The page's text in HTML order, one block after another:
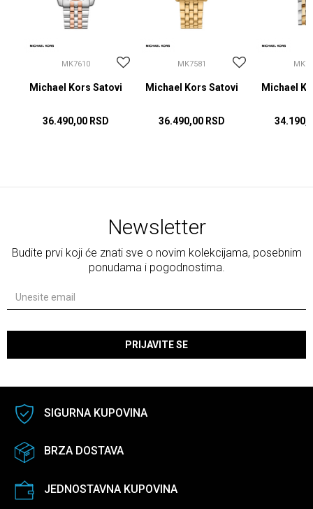
MK7610
Michael Kors Satovi
36.490,00 RSD
MK7581
Michael Kors Satovi
36.490,00 RSD
Michael
Newsletter
Budite prvi koji će znati sve o novim kolekcijama, posebnim
ponudama i pogodnostima.
PRIJAVITE SE
SIGURNA KUPOVINA
BRZA DOSTAVA
JEDNOSTAVNA KUPOVINA